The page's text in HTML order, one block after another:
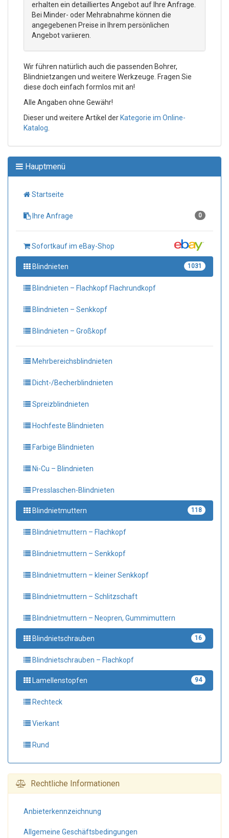
erhalten ein detailliertes Angebot auf Ihre Anfrage.
Bei Minder- oder Mehrabnahme können die
angegebenen Preise in Ihrem persönlichen
Angebot variieren.
Wir führen natürlich auch die passenden Bohrer,
Blindnietzangen und weitere Werkzeuge. Fragen Sie
diese doch einfach formlos mit an!
Alle Angaben ohne Gewähr!
Dieser und weitere Artikel der Kategorie im Online-
Katalog
Hauptmenü
Startseite
Ihre Anfrage 0
Sofortkauf im eBay-Shop
Blindnieten 1031
Blindnieten – Flachkopf Flachrundkopf
Blindnieten – Senkkopf
Blindnieten – Großkopf
Mehrbereichsblindnieten
Dicht-/Becherblindnieten
Spreizblindnieten
Hochfeste Blindnieten
Farbige Blindnieten
Ni-Cu – Blindnieten
Presslaschen-Blindnieten
Blindnietmuttern 118
Blindnietmuttern – Flachkopf
Blindnietmuttern – Senkkopf
Blindnietmuttern – kleiner Senkkopf
Blindnietmuttern – Schlitzschaft
Blindnietmuttern – Neopren, Gummimuttern
Blindnietschrauben 16
Blindnietschrauben – Flachkopf
Lamellenstopfen 94
Rechteck
Vierkant
Rund
Rechtliche Informationen
Anbieter­kennzeichnung
Allgemeine Geschäfts­bedingungen